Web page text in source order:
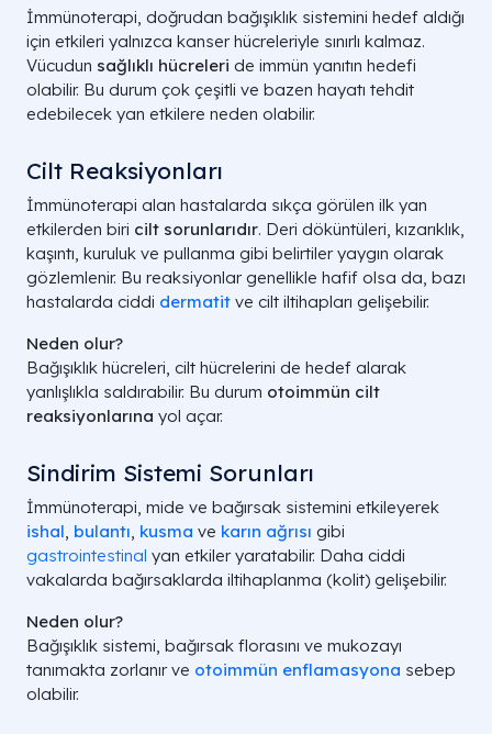
İmmünoterapi, doğrudan bağışıklık sistemini hedef aldığı
için etkileri yalnızca kanser hücreleriyle sınırlı kalmaz.
Vücudun sağlıklı hücreleri de immün yanıtın hedefi
olabilir. Bu durum çok çeşitli ve bazen hayatı tehdit
edebilecek yan etkilere neden olabilir.
Cilt Reaksiyonları
İmmünoterapi alan hastalarda sıkça görülen ilk yan
etkilerden biri cilt sorunlarıdır. Deri döküntüleri, kızarıklık,
kaşıntı, kuruluk ve pullanma gibi belirtiler yaygın olarak
gözlemlenir. Bu reaksiyonlar genellikle hafif olsa da, bazı
hastalarda ciddi dermatit ve cilt iltihapları gelişebilir.
Neden olur?
Bağışıklık hücreleri, cilt hücrelerini de hedef alarak
yanlışlıkla saldırabilir. Bu durum otoimmün cilt
reaksiyonlarına yol açar.
Sindirim Sistemi Sorunları
İmmünoterapi, mide ve bağırsak sistemini etkileyerek
ishal, bulantı, kusma ve karın ağrısı gibi
gastrointestinal yan etkiler yaratabilir. Daha ciddi
vakalarda bağırsaklarda iltihaplanma (kolit) gelişebilir.
Neden olur?
Bağışıklık sistemi, bağırsak florasını ve mukozayı
tanımakta zorlanır ve otoimmün enflamasyona sebep
olabilir.